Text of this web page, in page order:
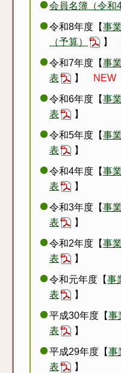
会員名簿（令和
令和8年度【事
（予算）
】
令和7年度【事
表
】 NEW
令和6年度【事
表
】
令和5年度【事
表
】
令和4年度【事
表
】
令和3年度【事
表
】
令和2年度【事
表
】
令和元年度【事
表
】
平成30年度【事
表
】
平成29年度【事
表
】